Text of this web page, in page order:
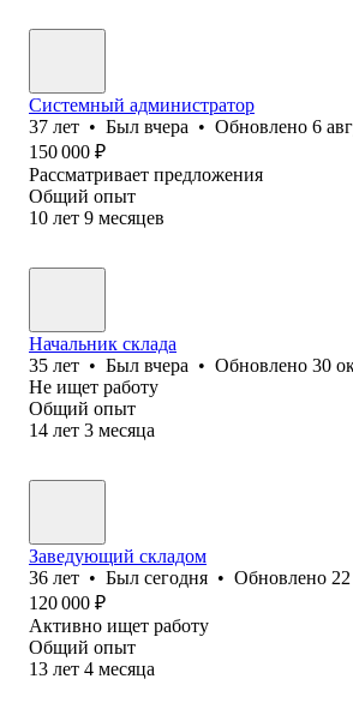
Системный администратор
37 лет • Был вчера • Обновлено 6
150 000 ₽
Рассматривает предложения
Общий опыт
10 лет 9 месяцев
Начальник склада
35 лет • Был вчера • Обновлено 30
Не ищет работу
Общий опыт
14 лет 3 месяца
Заведующий складом
36 лет • Был сегодня • Обновлено
120 000 ₽
Активно ищет работу
Общий опыт
13 лет 4 месяца